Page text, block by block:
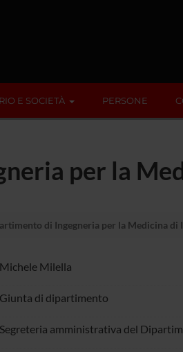
E SOCIETÀ PERSONE
per la
di Ingegneria per la Medicina di
Michele Milella
Giunta di dipartimento
Segreteria amministrativa del